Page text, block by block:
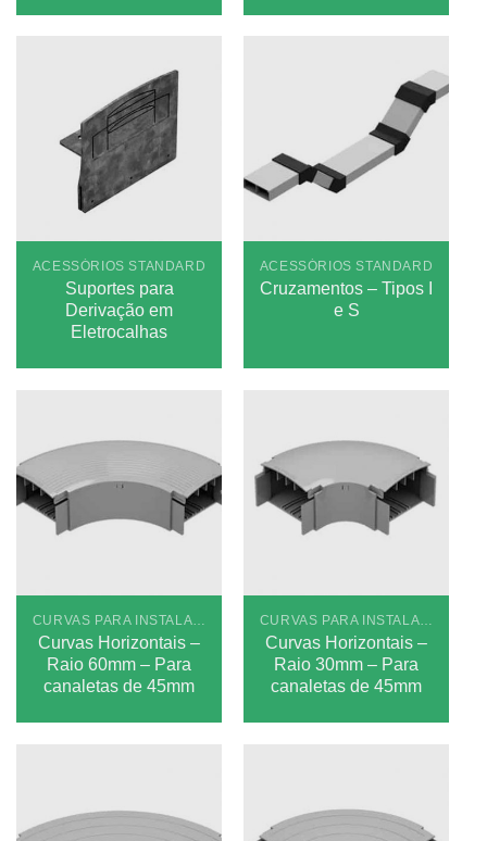
ACESSÓRIOS STANDARD
Suportes para
Derivação em
Eletrocalhas
ACESSÓRIOS STANDARD
Cruzamentos – Tipos I
e S
CURVAS PARA INSTALAÇÕES APARENTES PLUS
Curvas Horizontais –
Raio 60mm – Para
canaletas de 45mm
CURVAS PARA INSTALAÇÕES APARENTES PLUS
Curvas Horizontais –
Raio 30mm – Para
canaletas de 45mm